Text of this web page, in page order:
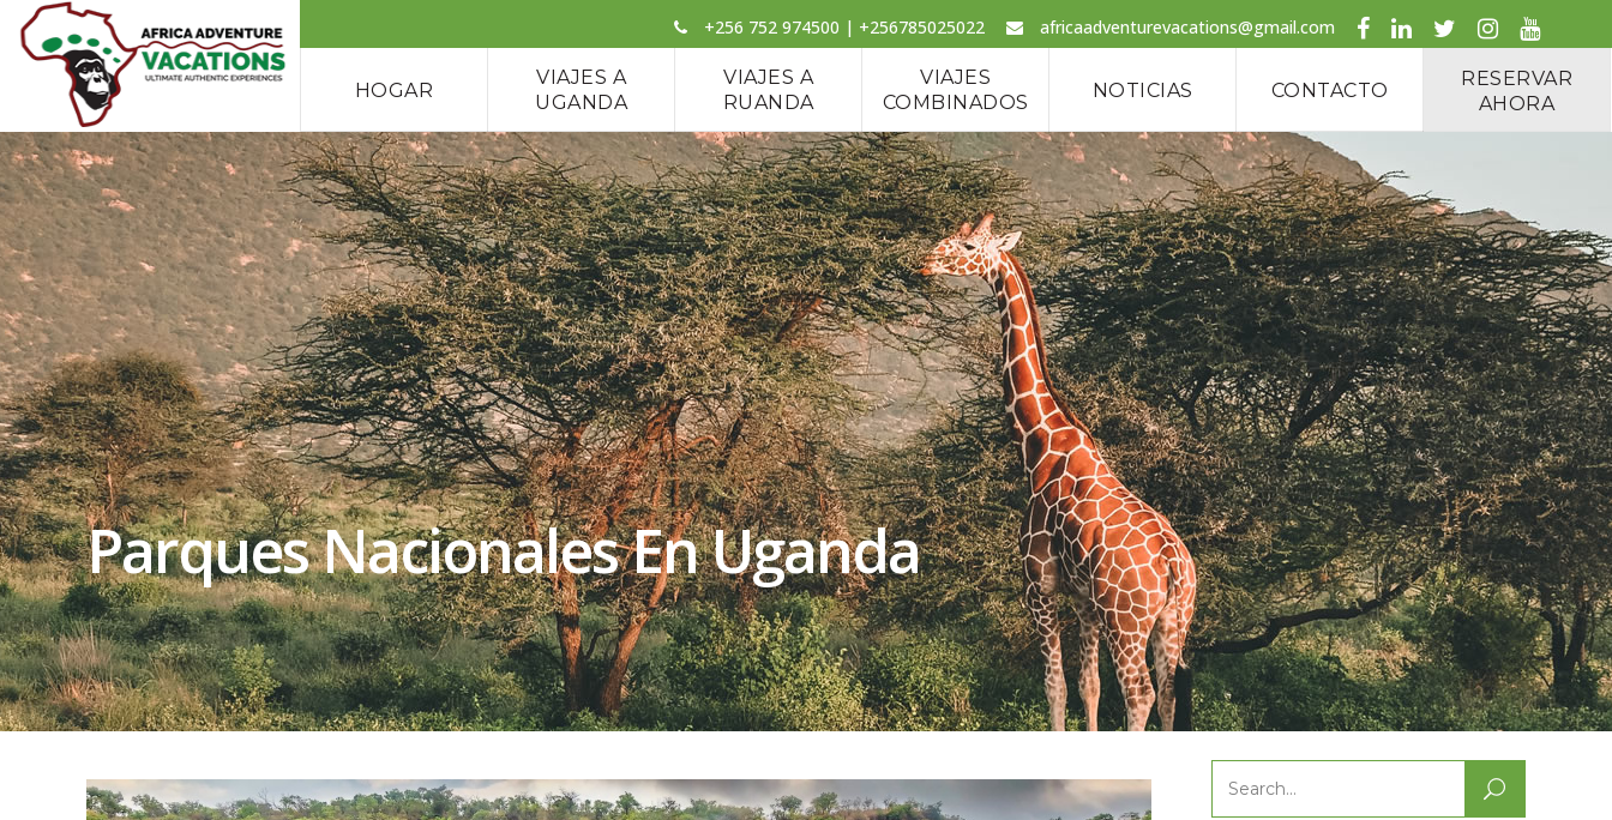
+256 752 974500 | +256785025022 africaadventurevacations@gmail.com
HOGAR
VIAJES A
UGANDA
VIAJES A
RUANDA
VIAJES
COMBINADOS
NOTICIAS CONTACTO
RESERVAR
AHORA
Parques Nacionales En Uganda
Search